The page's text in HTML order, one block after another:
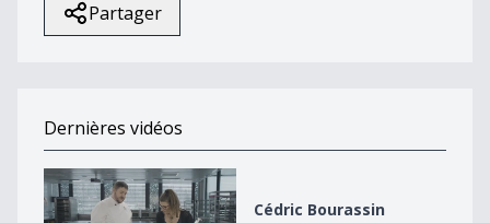
Partager
Dernières vidéos
Cédric Bourassin
Cédric Bourassin